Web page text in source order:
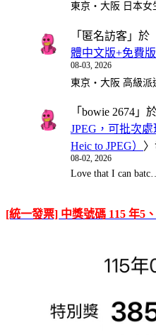
東京・大阪 日本
「 匿名訪客 」於
體中文版+免費版
08-03, 2026
東京・大阪 高級派
「 bowie 2674 」
JPEG，可批次
Heic to JPEG）
08-02, 2026
Love that I can batc…
[統一發票] 中獎號碼 115 年5